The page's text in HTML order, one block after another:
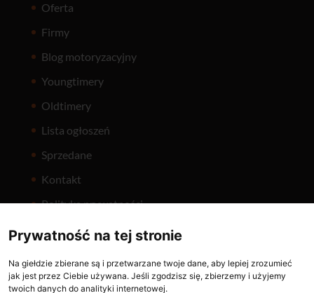
Oferta
Firmy
Blog motoryzacyjny
Youngtimery
Oldtimery
Lista ogłoszeń
Sprzedane
Kontakt
Polityka prywatności
Prywatność na tej stronie
Na giełdzie zbierane są i przetwarzane twoje dane, aby lepiej zrozumieć
jak jest przez Ciebie używana. Jeśli zgodzisz się, zbierzemy i użyjemy
twoich danych do analityki internetowej.